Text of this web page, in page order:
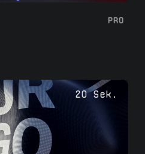
PRO
20 Sek.